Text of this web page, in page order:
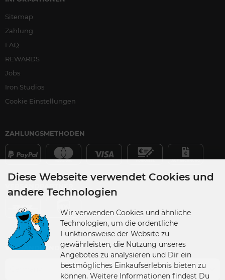
Sitemap
Zahlung
FAQ
REWARDS
Jobs
Iron Studios
Cookie Einstellungen
ZAHLUNGSMETHODEN
VERSANDLAND
Diese Webseite verwendet Cookies und
andere Technologien
Wir verwenden Cookies und ähnliche
Technologien, um die ordentliche
Funktionsweise der Website zu
gewährleisten, die Nutzung unseres
Angebotes zu analysieren und Dir ein
bestmögliches Einkaufserlebnis bieten zu
können. Weitere Informationen findest Du